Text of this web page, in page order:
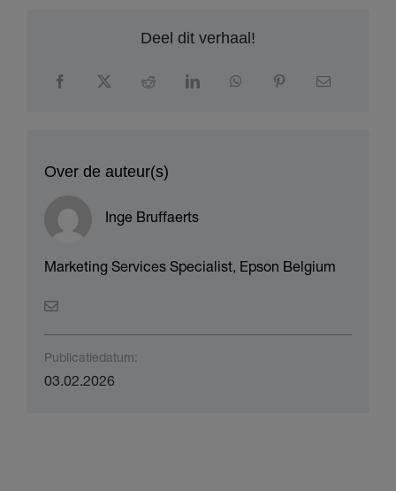
Publicatiedatum: